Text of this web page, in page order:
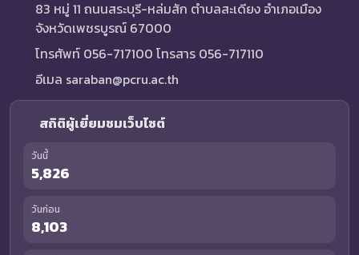
83 หมู่ 11 ถนนสระบุรี-หล่มสัก ตำบลสะเดียง อำเภอเมือง
จังหวัดเพชรบูรณ์ 67000
โทรศัพท์ 056-717100 โทรสาร 056-717110
อีเมล saraban@pcru.ac.th
สถิติผู้เยี่ยมชมเว็บไซต์
วันนี้
5,826
วันก่อน
8,103